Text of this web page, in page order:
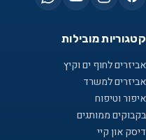
קטגוריות מובילות
אביזרים לחוף ים וקיץ
אביזרים למשרד
איפור וטיפוח
בקבוקים ממותגים
דיסק און קיי